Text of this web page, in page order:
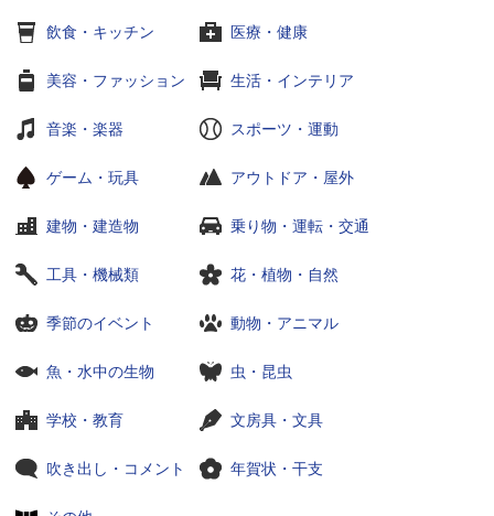
飲食・キッチン 医療・健康
美容・ファッション 生活・インテリア
音楽・楽器 スポーツ・運動
ゲーム・玩具 アウトドア・屋外
建物・建造物 乗り物・運転・交通
工具・機械類 花・植物・自然
季節のイベント 動物・アニマル
魚・水中の生物 虫・昆虫
学校・教育 文房具・文具
吹き出し・コメント 年賀状・干支